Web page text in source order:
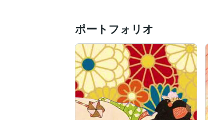
ポートフォリオ